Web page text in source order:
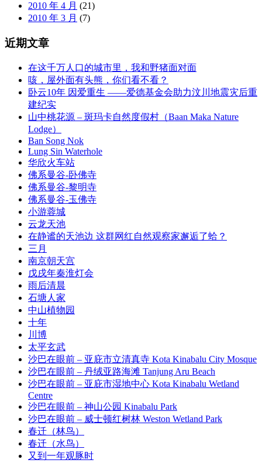
2010 年 4 月 (21)
2010 年 3 月 (7)
近期文章
在这千万人口的城市里，我和野猪面对面
咳，屋外面有头熊，你们看不看？
卧云10年 因爱重生 ——爱德基金会助力汶川地震灾后重
建纪实
山中桃花源 – 斑玛卡自然度假村（Baan Maka Nature
Lodge）
Ban Song Nok
Lung Sin Waterhole
华欣火车站
佛系曼谷-卧佛寺
佛系曼谷-黎明寺
佛系曼谷-玉佛寺
小游蓉城
云龙天池
在静谧的天池边 这群网红自然观察家邂逅了蛤？
三月
南京朝天宫
戊戌年秦淮灯会
雨后清晨
石塘人家
中山植物园
十年
川博
太平玄武
沙巴在眼前 – 亚庇市立清真寺 Kota Kinabalu City Mosque
沙巴在眼前 – 丹绒亚路海滩 Tanjung Aru Beach
沙巴在眼前 – 亚庇市湿地中心 Kota Kinabalu Wetland
Centre
沙巴在眼前 – 神山公园 Kinabalu Park
沙巴在眼前 – 威士顿红树林 Weston Wetland Park
春迁（林鸟）
春迁（水鸟）
又到一年观豚时